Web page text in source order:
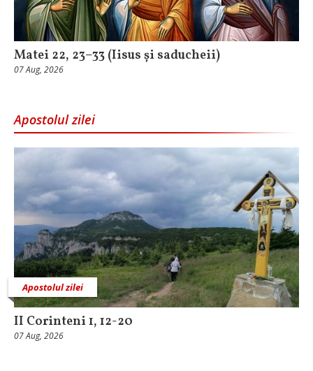
Matei 22, 23–33 (Iisus și saducheii)
07 Aug, 2026
Apostolul zilei
Apostolul zilei
II Corinteni 1, 12-20
07 Aug, 2026